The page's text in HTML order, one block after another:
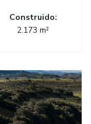
Construido:
2.173 m²